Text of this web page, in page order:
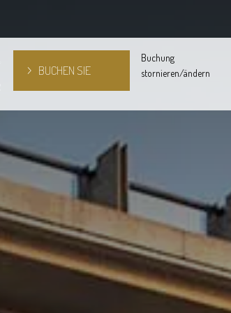
Buchung
stornieren/ändern